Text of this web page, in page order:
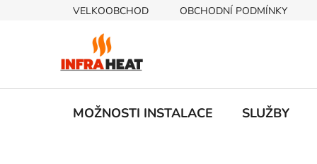
VELKOOBCHOD OBCHODNÍ PODMÍNKY
MOŽNOSTI INSTALACE SLUŽBY